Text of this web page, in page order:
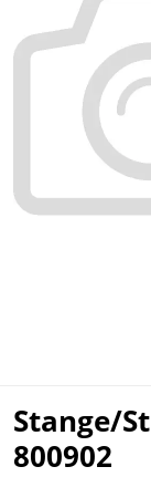
Stange/
800902